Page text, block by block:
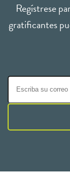
Regístrese
gratificantes